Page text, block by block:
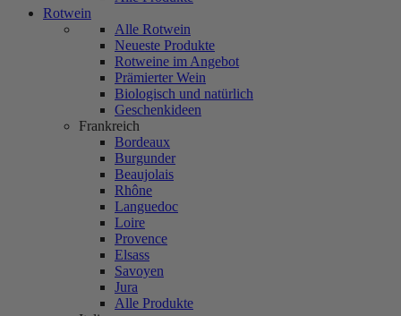
Rotwein
Alle Rotwein
Neueste Produkte
Rotweine im Angebot
Prämierter Wein
Biologisch und natürlich
Geschenkideen
Frankreich
Bordeaux
Burgunder
Beaujolais
Rhône
Languedoc
Loire
Provence
Elsass
Savoyen
Jura
Alle Produkte